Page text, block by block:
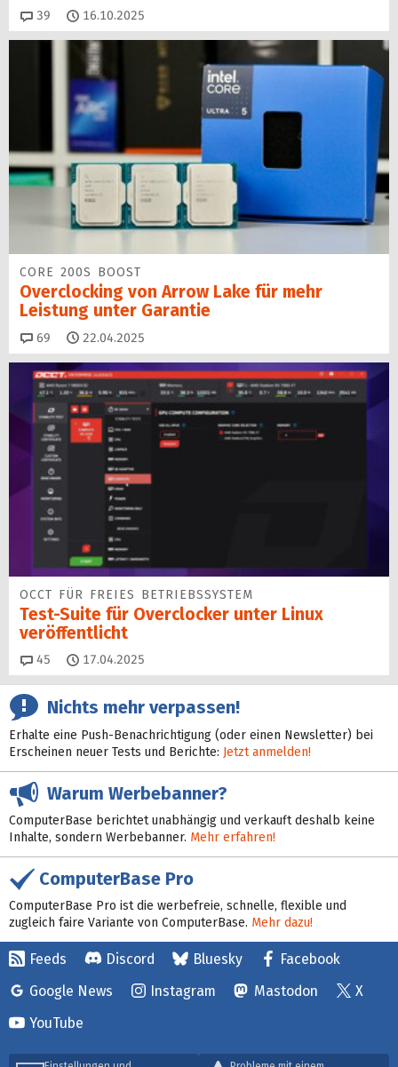
39 Kommentare
16.10.2025
CORE 200S BOOST
Overclocking von Arrow Lake für mehr
Leistung unter Garantie
69 Kommentare
22.04.2025
OCCT FÜR FREIES BETRIEBSSYSTEM
Test-Suite für Overclocker unter Linux
veröffentlicht
45 Kommentare
17.04.2025
Nichts mehr verpassen!
Erhalte eine Push-Benachrichtigung (oder einen Newsletter) bei
Erscheinen neuer Tests und Berichte: Jetzt anmelden!
Warum Werbebanner?
ComputerBase berichtet unabhängig und verkauft deshalb keine
Inhalte, sondern Werbebanner. Mehr erfahren!
ComputerBase Pro
ComputerBase Pro ist die werbefreie, schnelle, flexible und
zugleich faire Variante von ComputerBase. Mehr dazu!
Feeds Discord Bluesky
Facebook
Google News
Instagram Mastodon
X
YouTube